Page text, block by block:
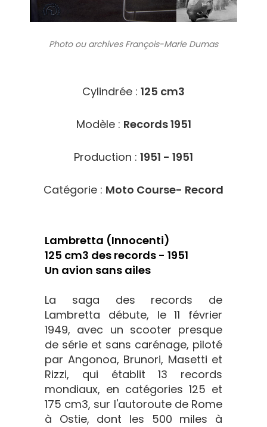
Photo ou archivesFrançois-Marie Dumas
Cylindrée : 125 cm3
Modèle : Records 1951
Production : 1951 - 1951
Catégorie : Moto Course- Record
Lambretta (Innocenti)
125 cm3 des records - 1951
Un avion sans ailes
La saga des records de
Lambretta débute, le 11 février
1949, avec un scooter presque
de série et sans carénage, piloté
par Angonoa, Brunori, Masetti et
Rizzi, qui établit 13 records
mondiaux, en catégories 125 et
175 cm3, sur l'autoroute de Rome
à Ostie, dont les 500 miles à